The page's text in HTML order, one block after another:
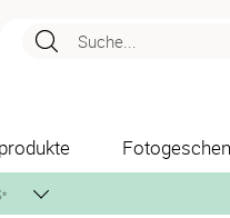
Suche...